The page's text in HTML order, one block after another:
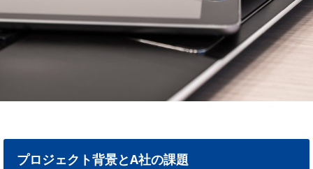
プロジェクト背景とA社の課題